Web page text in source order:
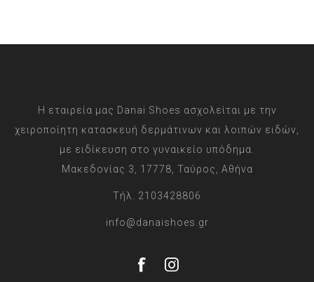
Η εταιρεία μας Danai Shoes ασχολείται με την
χειροποίητη κατασκευή δερμάτινων και λοιπών ειδών,
με ειδίκευση στο γυναικείο υπόδημα.
Μακεδονίας 3, 17778, Ταύρος, Αθήνα
Τήλ. 2103428806
info@danaishoes.gr